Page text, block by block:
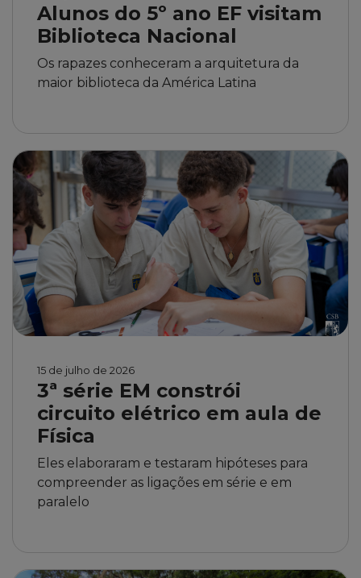
Alunos do 5º ano EF visitam
Biblioteca Nacional
Os rapazes conheceram a arquitetura da
maior biblioteca da América Latina
15 de julho de 2026
3ª série EM constrói
circuito elétrico em aula de
Física
Eles elaboraram e testaram hipóteses para
compreender as ligações em série e em
paralelo